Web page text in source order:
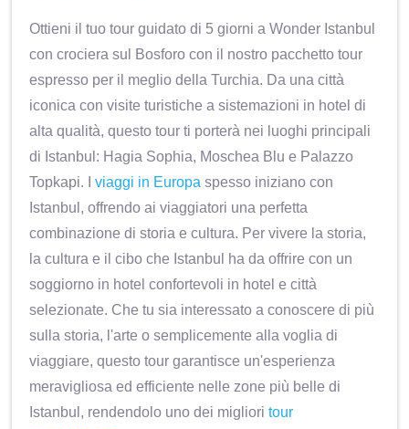
Ottieni il tuo tour guidato di 5 giorni a Wonder Istanbul
con crociera sul Bosforo con il nostro pacchetto tour
espresso per il meglio della Turchia. Da una città
iconica con visite turistiche a sistemazioni in hotel di
alta qualità, questo tour ti porterà nei luoghi principali
di Istanbul: Hagia Sophia, Moschea Blu e Palazzo
Topkapi. Iviaggi in Europa spesso iniziano con
Istanbul, offrendo ai viaggiatori una perfetta
combinazione di storia e cultura. Per vivere la storia,
la cultura e il cibo che Istanbul ha da offrire con un
soggiorno in hotel confortevoli in hotel e città
selezionate. Che tu sia interessato a conoscere di più
sulla storia, l'arte o semplicemente alla voglia di
viaggiare, questo tour garantisce un'esperienza
meravigliosa ed efficiente nelle zone più belle di
Istanbul, rendendolo uno dei miglioritour